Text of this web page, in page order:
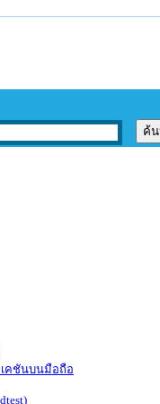
คชันบนมือถือ